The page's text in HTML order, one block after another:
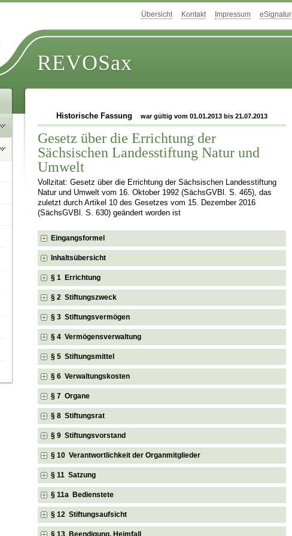
Übersicht Kontakt Impressum eSignatur
REVOSax
Historische Fassung war gültig vom 01.01.2013 bis 21.07.2013
Gesetz über die Errichtung der
Sächsischen Landesstiftung Natur und
Umwelt
Vollzitat: Gesetz über die Errichtung der Sächsischen Landesstiftung
Natur und Umwelt vom 16. Oktober 1992 (SächsGVBl. S. 465), das
zuletzt durch Artikel 10 des Gesetzes vom 15. Dezember 2016
(SächsGVBl. S. 630) geändert worden ist
Eingangsformel
Inhaltsübersicht
§ 1 Errichtung
§ 2 Stiftungszweck
§ 3 Stiftungsvermögen
§ 4 Vermögensverwaltung
§ 5 Stiftungsmittel
§ 6 Verwaltungskosten
§ 7 Organe
§ 8 Stiftungsrat
§ 9 Stiftungsvorstand
§ 10 Verantwortlichkeit der Organmitglieder
§ 11 Satzung
§ 11a Bedienstete
§ 12 Stiftungsaufsicht
§ 13 Beendigung, Heimfall